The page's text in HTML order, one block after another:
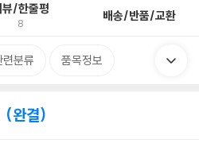
뷰/한줄평
8 배송/반품/교환
련분류 품목정보
완결